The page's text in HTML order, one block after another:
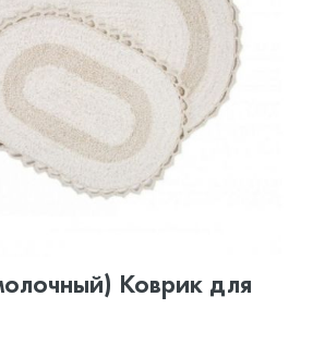
Коврик для